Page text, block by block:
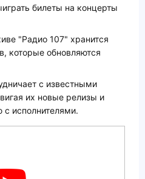
билеты на концерты
"Радио 107" хранится
которые обновляются
с известными
их новые релизы и
с исполнителями.